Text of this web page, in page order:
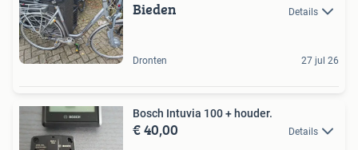
Bieden Details
Dronten 27 jul 26
Bosch Intuvia 100 + houder.
€ 40,00 Details